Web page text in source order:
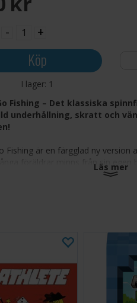
- +
Köp
I lager: 1
Fishing – Det klassiska
underhållning, skratt och
Fishing är en färgglad ny version
föräldrar minns från sin egen
fiskarna öppnar och stänger
mängd spänning när alla
Snurrande spelbräde i ständig
Spelarna använder fiskespön för att
innan de glider iväg
Tränar finmotorik, hand-öga-
Läs mer